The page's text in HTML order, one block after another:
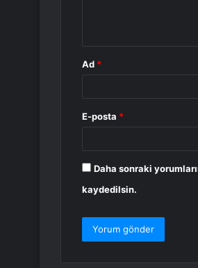
Ad *
E-posta *
Daha sonraki
kaydedilsin.